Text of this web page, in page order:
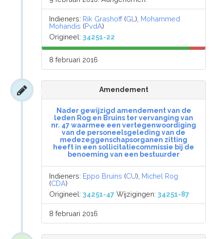
Indieners: Rik Grashoff(GL), Mohammed
Mohandis (PvdA)
Origineel:34251-22
8 februari 2016
Amendement
Nader gewijzigd amendement van de
leden Rog en Bruins ter vervanging van
nr. 47 waarmee een vertegenwoordiging
van de personeelsgeleding van de
medezeggenschapsorganen zitting
heeft in een sollicitatiecommissie bij de
benoeming van een bestuurder
Indieners: Eppo Bruins (CU), Michel Rog
(CDA)
Origineel:34251-47 Wijzigingen:34251-87
8 februari 2016